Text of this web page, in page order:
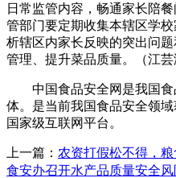
日常监管内容，畅通家长陪
管部门要定期收集本辖区学
析辖区内家长反映的突出问
管理、提升菜品质量。（江芸
中国食品安全网是我国食
体。是当前我国食品安全领
国家级互联网平台。
上一篇： 农资打假松不得，
食安办召开水产品质量安全